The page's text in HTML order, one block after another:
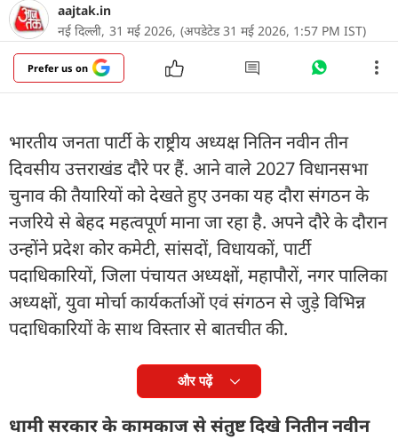
aajtak.in
नई दिल्ली, 31 मई 2026, (अपडेटेड 31 मई 2026, 1:57 PM IST)
Prefer us on
भारतीय जनता पार्टी के राष्ट्रीय अध्यक्ष नितिन नवीन तीन
दिवसीय उत्तराखंड दौरे पर हैं. आने वाले 2027 विधानसभा
चुनाव की तैयारियों को देखते हुए उनका यह दौरा संगठन के
नजरिये से बेहद महत्वपूर्ण माना जा रहा है. अपने दौरे के दौरान
उन्होंने प्रदेश कोर कमेटी, सांसदों, विधायकों, पार्टी
पदाधिकारियों, जिला पंचायत अध्यक्षों, महापौरों, नगर पालिका
अध्यक्षों, युवा मोर्चा कार्यकर्ताओं एवं संगठन से जुड़े विभिन्न
पदाधिकारियों के साथ विस्तार से बातचीत की.
और पढ़ें
धामी सरकार के कामकाज से संतुष्ट दिखे नितीन नवीन